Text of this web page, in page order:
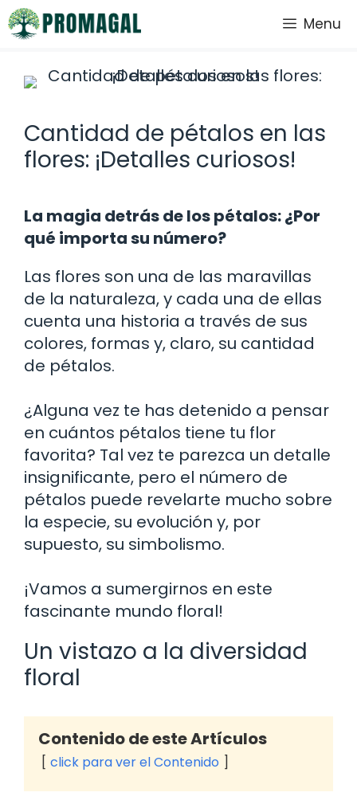
Saltar
al
Menu
Cantidad de pétalos en las
flores: ¡Detalles curiosos!
La magia detrás de los pétalos: ¿Por
qué importa su número?
Las flores son una de las maravillas
de la naturaleza, y cada una de ellas
cuenta una historia a través de sus
colores, formas y, claro, su cantidad
de pétalos.
¿Alguna vez te has detenido a pensar
en cuántos pétalos tiene tu flor
favorita? Tal vez te parezca un detalle
insignificante, pero el número de
pétalos puede revelarte mucho sobre
la especie, su evolución y, por
supuesto, su simbolismo.
¡Vamos a sumergirnos en este
fascinante mundo floral!
Un vistazo a la diversidad
floral
Contenido de este Artículos
click para ver el Contenido